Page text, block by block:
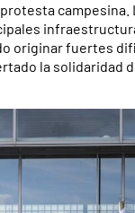
originar fuertes
la solidaridad